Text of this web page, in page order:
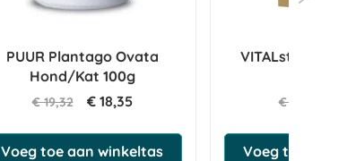
PUUR Plantago Ovata
Hond/Kat 100g
€ 19,32 € 18,35
Voeg toe aan winkeltas
VITALstyle Light
€ 3,79
Voeg toe aan